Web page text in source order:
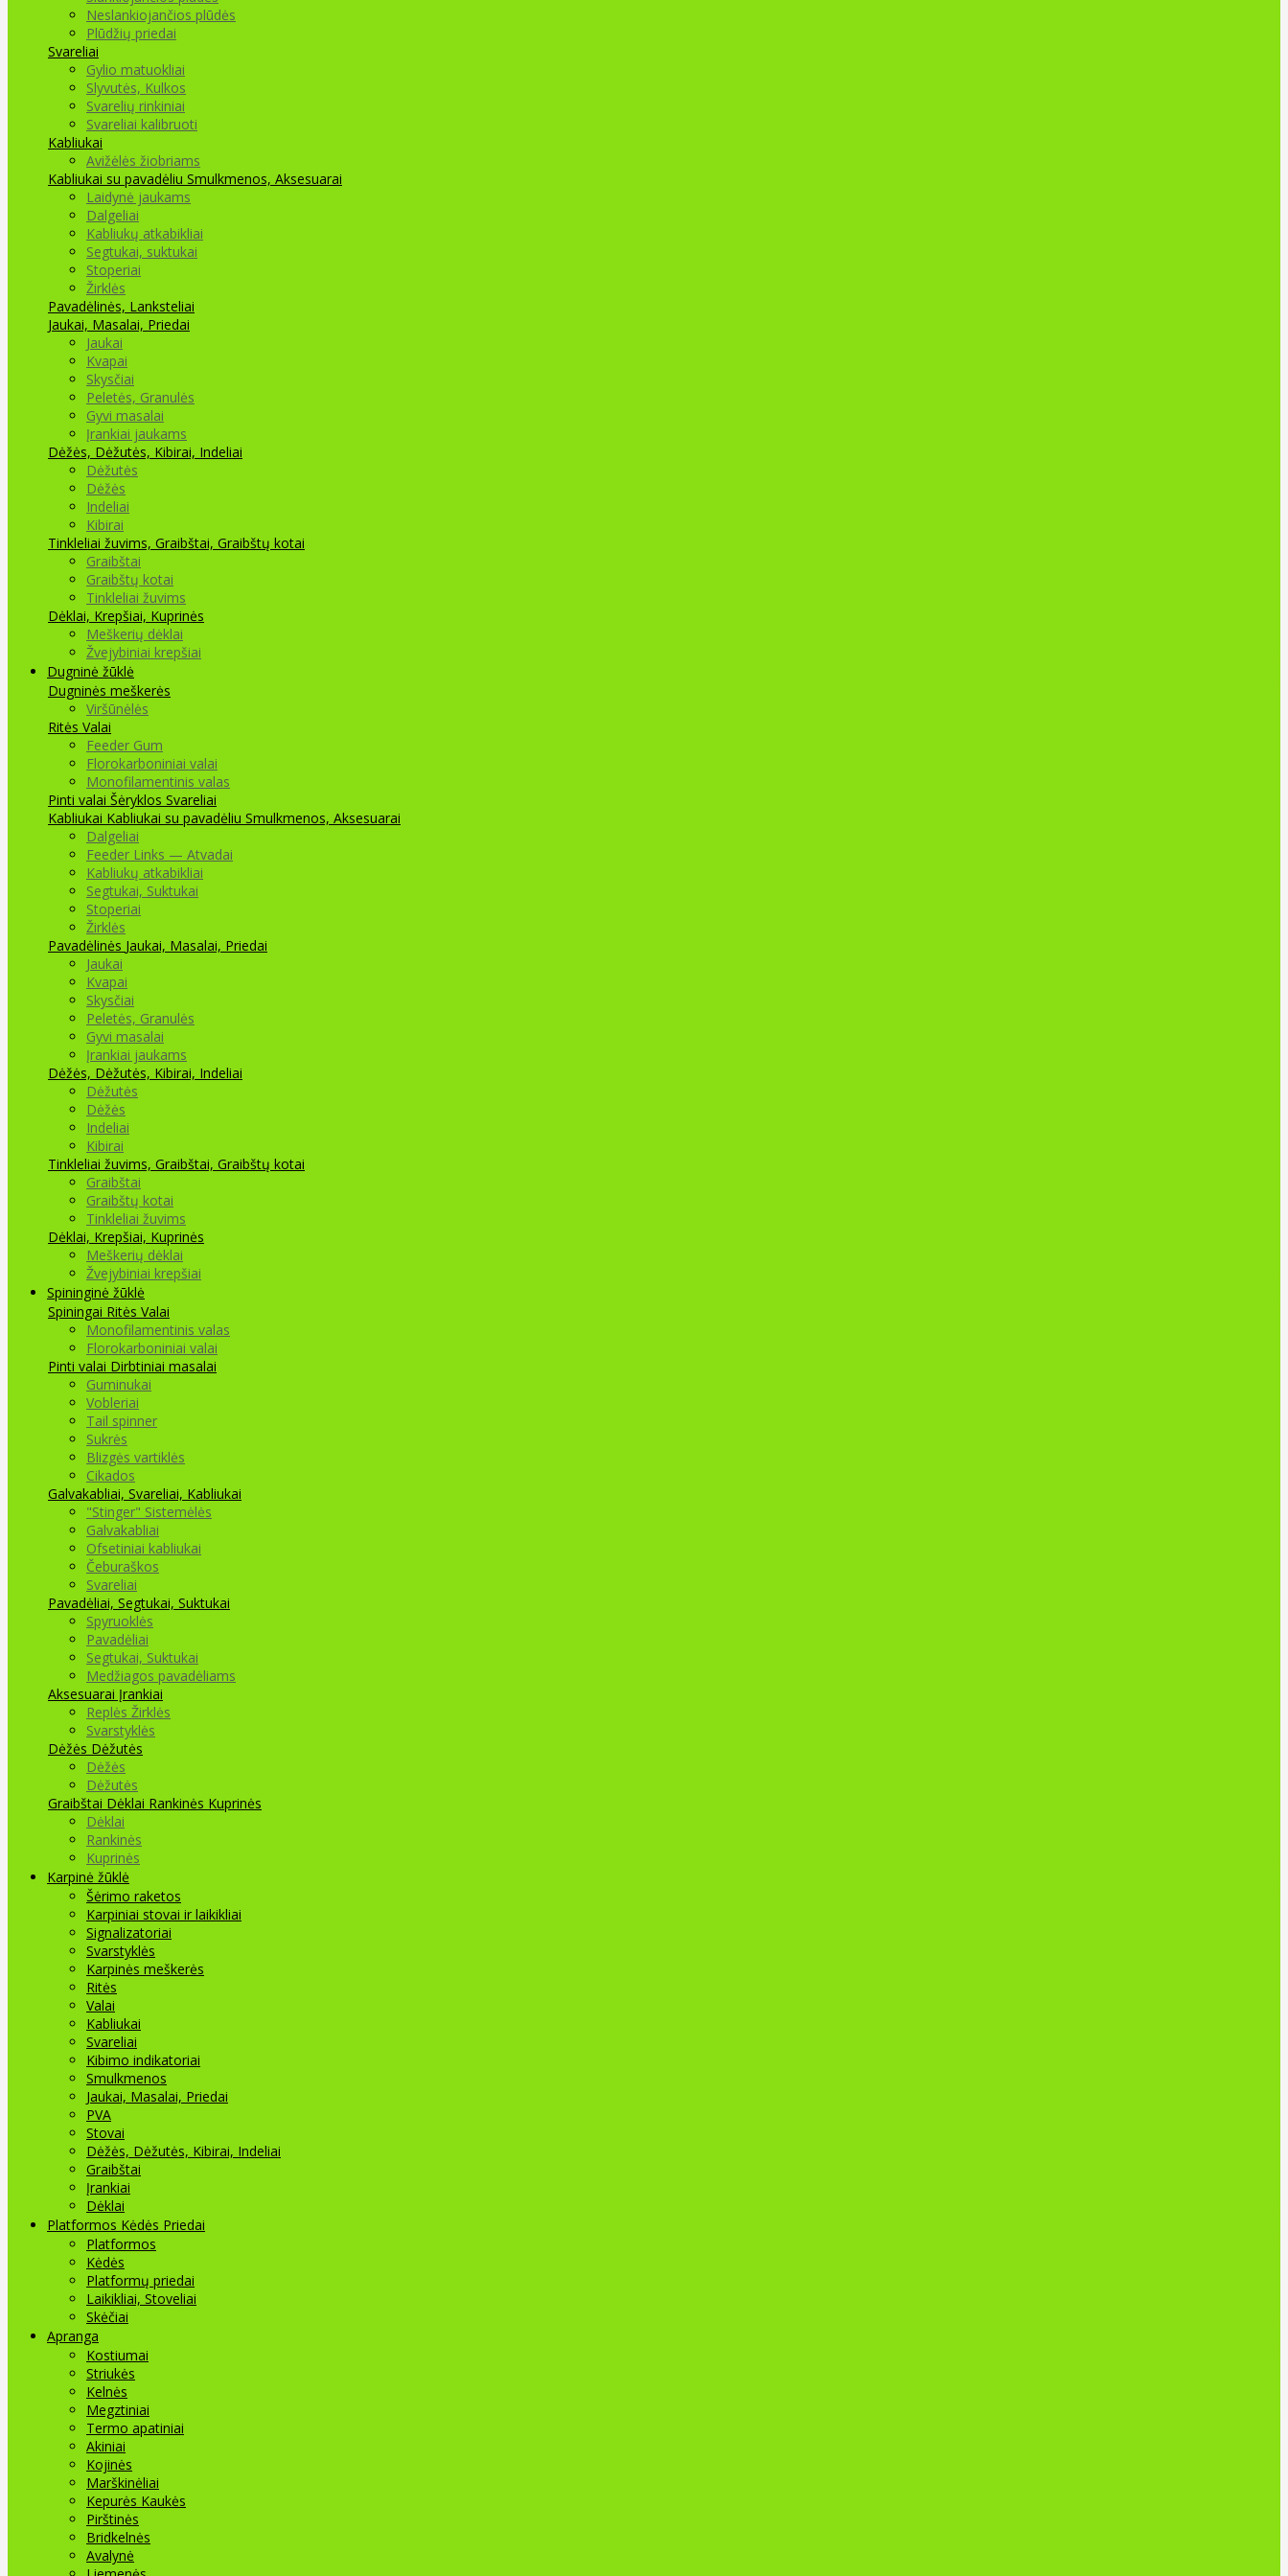
Neslankiojančios plūdės
Plūdžių priedai
Svareliai
Gylio matuokliai
Slyvutės, Kulkos
Svarelių rinkiniai
Svareliai kalibruoti
Kabliukai
Avižėlės žiobriams
Kabliukai su pavadėliu Smulkmenos, Aksesuarai
Laidynė jaukams
Dalgeliai
Kabliukų atkabikliai
Segtukai, suktukai
Stoperiai
Žirklės
Pavadėlinės, Lanksteliai
Jaukai, Masalai, Priedai
Jaukai
Kvapai
Skysčiai
Peletės, Granulės
Gyvi masalai
Įrankiai jaukams
Dėžės, Dėžutės, Kibirai, Indeliai
Dėžutės
Dėžės
Indeliai
Kibirai
Tinkleliai žuvims, Graibštai, Graibštų kotai
Graibštai
Graibštų kotai
Tinkleliai žuvims
Dėklai, Krepšiai, Kuprinės
Meškerių dėklai
Žvejybiniai krepšiai
Dugninė žūklė
Dugninės meškerės
Viršūnėlės
Ritės Valai
Feeder Gum
Florokarboniniai valai
Monofilamentinis valas
Pinti valai Šėryklos Svareliai
Kabliukai Kabliukai su pavadėliu Smulkmenos, Aksesuarai
Dalgeliai
Feeder Links — Atvadai
Kabliukų atkabikliai
Segtukai, Suktukai
Stoperiai
Žirklės
Pavadėlinės Jaukai, Masalai, Priedai
Jaukai
Kvapai
Skysčiai
Peletės, Granulės
Gyvi masalai
Įrankiai jaukams
Dėžės, Dėžutės, Kibirai, Indeliai
Dėžutės
Dėžės
Indeliai
Kibirai
Tinkleliai žuvims, Graibštai, Graibštų kotai
Graibštai
Graibštų kotai
Tinkleliai žuvims
Dėklai, Krepšiai, Kuprinės
Meškerių dėklai
Žvejybiniai krepšiai
Spininginė žūklė
Spiningai Ritės Valai
Monofilamentinis valas
Florokarboniniai valai
Pinti valai Dirbtiniai masalai
Guminukai
Vobleriai
Tail spinner
Sukrės
Blizgės vartiklės
Cikados
Galvakabliai, Svareliai, Kabliukai
"Stinger" Sistemėlės
Galvakabliai
Ofsetiniai kabliukai
Čeburaškos
Svareliai
Pavadėliai, Segtukai, Suktukai
Spyruoklės
Pavadėliai
Segtukai, Suktukai
Medžiagos pavadėliams
Aksesuarai Įrankiai
Replės Žirklės
Svarstyklės
Dėžės Dėžutės
Dėžės
Dėžutės
Graibštai Dėklai Rankinės Kuprinės
Dėklai
Rankinės
Kuprinės
Karpinė žūklė
Šėrimo raketos
Karpiniai stovai ir laikikliai
Signalizatoriai
Svarstyklės
Karpinės meškerės
Ritės
Valai
Kabliukai
Svareliai
Kibimo indikatoriai
Smulkmenos
Jaukai, Masalai, Priedai
PVA
Stovai
Dėžės, Dėžutės, Kibirai, Indeliai
Graibštai
Įrankiai
Dėklai
Platformos Kėdės Priedai
Platformos
Kėdės
Platformų priedai
Laikikliai, Stoveliai
Skėčiai
Apranga
Kostiumai
Striukės
Kelnės
Megztiniai
Termo apatiniai
Akiniai
Kojinės
Marškinėliai
Kepurės Kaukės
Pirštinės
Bridkelnės
Avalynė